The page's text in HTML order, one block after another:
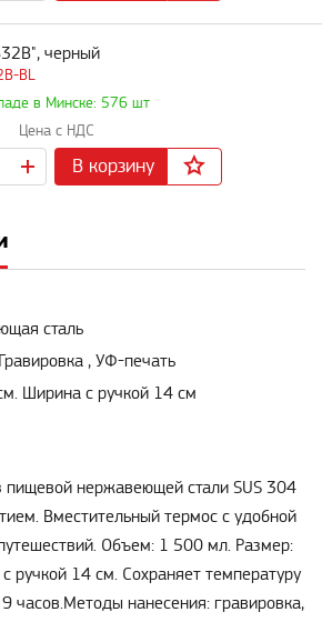
BL
черный
в Минске: 576 шт
В корзину
сталь
Гравировка , УФ-печать
Ширина с ручкой 14 см
пищевой нержавеющей стали SUS 304
Вместительный термос с удобной
Объем: 1 500 мл. Размер:
ручкой 14 см. Сохраняет температуру
часов.Методы нанесения: гравировка,